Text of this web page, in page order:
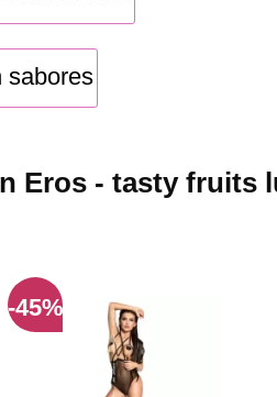
sabores
Eros - tasty fruits
-45%